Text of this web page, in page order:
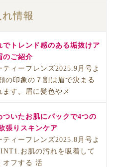
情報
でトレンド感のある垢抜けア
のご紹介
ティーフレンズ2025.9月号よ
の印象の７割は眉で決まる
ます。眉に髪色やメ
ついたお肌にパックで4つの
張りスキンケア
ティーフレンズ2025.8月号よ
お肌の汚れを吸着して
オフする 活